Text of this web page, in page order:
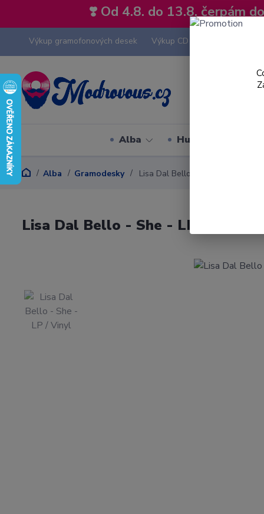
❣️ Od 4.8. do 13.8. čerpám
Výkup gramofonových desek Výkup CD
Alba Hudební styly
Alba Gramodesky Lisa Dal Bello - She - LP / Vinyl
Lisa Dal Bello - She - LP / Vinyl